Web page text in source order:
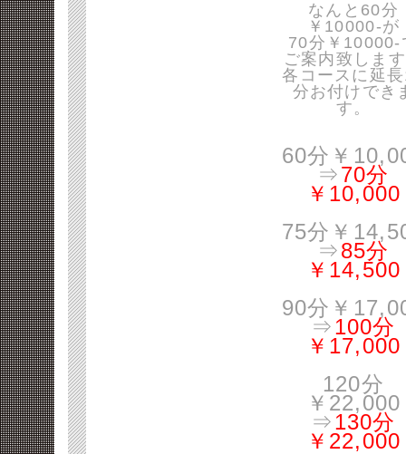
なんと60分
￥10000-が
70分￥10000-
ご案内致しま
各コースに延
分お付けでき
す。
60分￥
⇒70分
￥10,000
75分￥
⇒85分
￥14,500
90分￥
⇒100分
￥17,000
120分
￥22,000
⇒130分
￥22,000